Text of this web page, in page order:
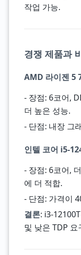
작업 가능.
경쟁 제품과
AMD 라이젠 5
- 장점: 6코어,
더 높은 성능.
- 단점: 내장 그
인텔 코어 i5-
- 장점: 6코어,
에 더 적합.
- 단점: 가격이
결론: i3-
및 낮은 TDP